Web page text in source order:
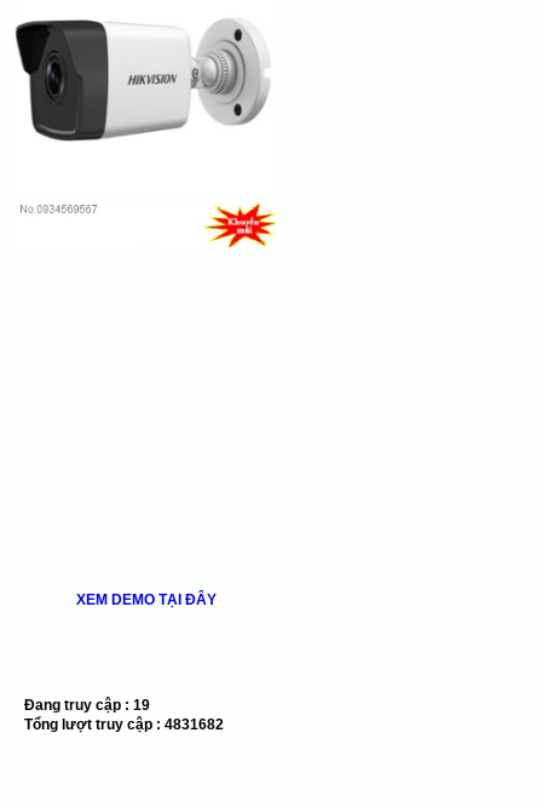
XEM DEMO TẠI ĐÂY
Đang truy cập : 19
Tổng lượt truy cập : 4831682